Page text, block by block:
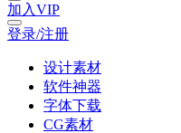
加入VIP
登录/注册
设计素材
软件神器
字体下载
CG素材